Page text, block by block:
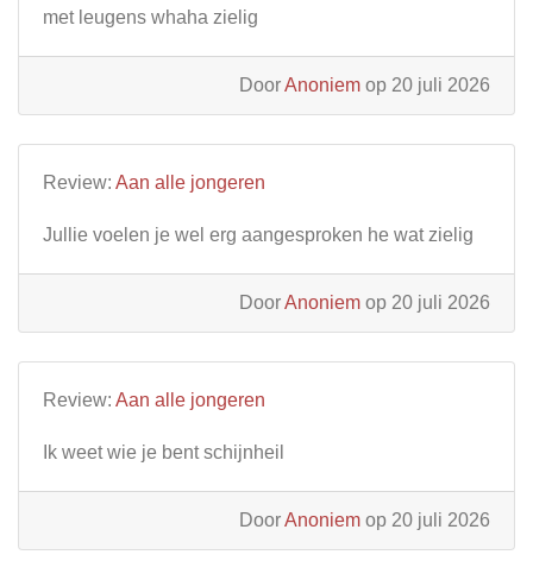
met leugens whaha zielig
DoorAnoniem op 20 juli 2026
Review: Aan alle jongeren
Jullie voelen je wel erg aangesproken he wat zielig
DoorAnoniem op 20 juli 2026
Review: Aan alle jongeren
Ik weet wie je bent schijnheil
DoorAnoniem op 20 juli 2026